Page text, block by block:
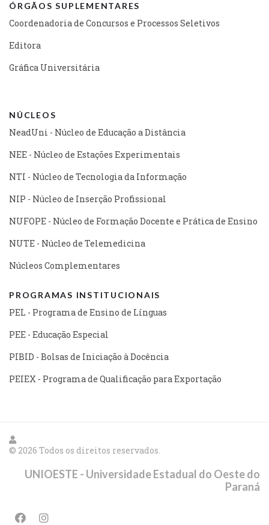
ÓRGÃOS SUPLEMENTARES
Coordenadoria de Concursos e Processos Seletivos
Editora
Gráfica Universitária
NÚCLEOS
NeadUni - Núcleo de Educação a Distância
NEE - Núcleo de Estações Experimentais
NTI - Núcleo de Tecnologia da Informação
NIP - Núcleo de Inserção Profissional
NUFOPE - Núcleo de Formação Docente e Prática de Ensino
NUTE - Núcleo de Telemedicina
Núcleos Complementares
PROGRAMAS INSTITUCIONAIS
PEL - Programa de Ensino de Línguas
PEE - Educação Especial
PIBID - Bolsas de Iniciação à Docência
PEIEX - Programa de Qualificação para Exportação
© 2026 Todos os direitos reservados.
UNIOESTE - Universidade Estadual do Oeste do
Paraná